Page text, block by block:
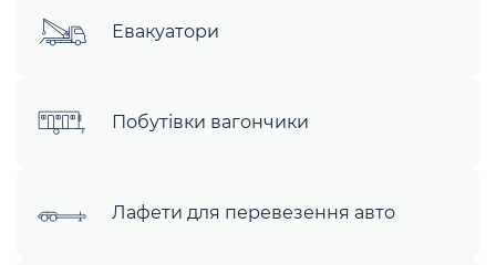
Евакуатори
Побутівки вагончики
Лафети для перевезення авто